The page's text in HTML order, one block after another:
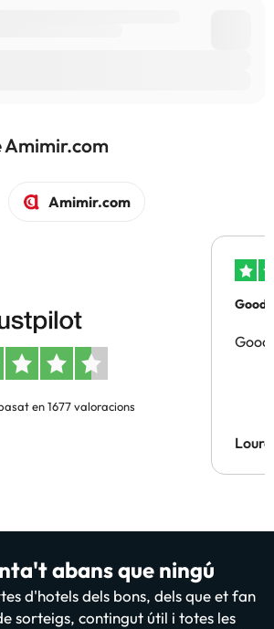
Amimir.com
Amimir.com
en 1677 valoracions
Good
Good
abans que ningú
d'hotels dels bons, dels que et fan
sorteigs, contingut útil i totes les